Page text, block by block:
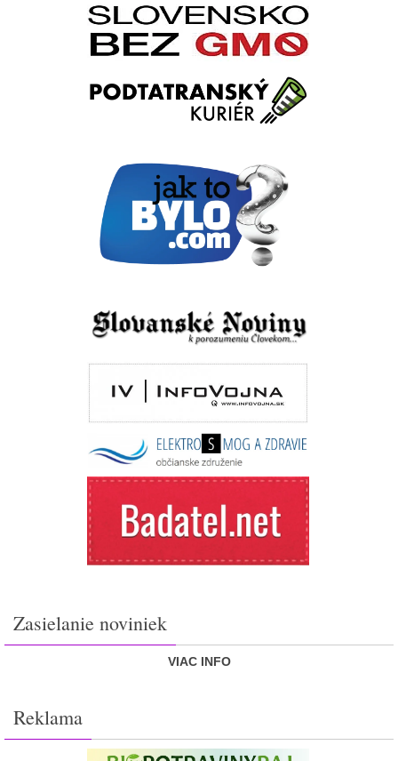
Zasielanie noviniek
VIAC INFO
Reklama